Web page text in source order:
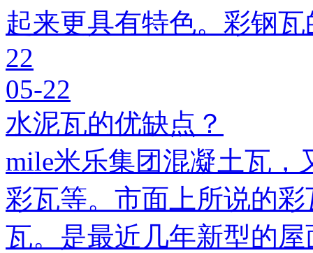
起来更具有特色。彩钢
22
05-22
水泥瓦的优缺点？
mile米乐集团混凝土瓦，
彩瓦等。市面上所说的
瓦。是最近几年新型的